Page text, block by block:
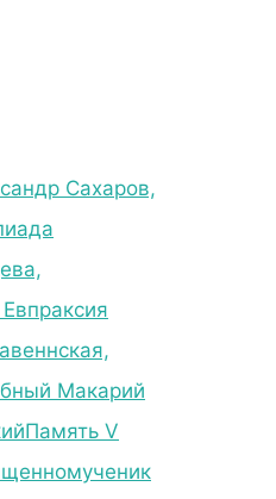
Сахаров,
Макарий
Память V